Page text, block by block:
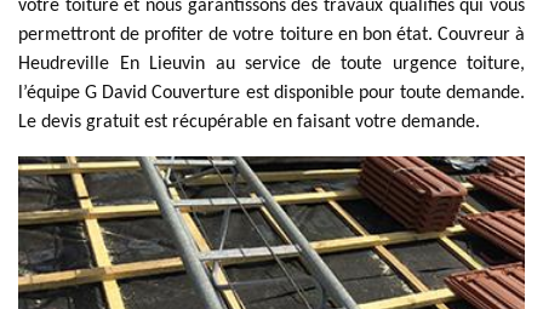
votre toiture et nous garantissons des travaux qualifiés qui vous
permettront de profiter de votre toiture en bon état. Couvreur à
Heudreville En Lieuvin au service de toute urgence toiture,
l’équipe G David Couverture est disponible pour toute demande.
Le devis gratuit est récupérable en faisant votre demande.